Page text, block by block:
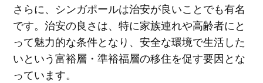
さらに、シンガポールは治安が良いことでも有名
です。治安の良さは、特に家族連れや高齢者にと
って魅力的な条件となり、安全な環境で生活した
いという富裕層・準裕福層の移住を促す要因とな
っています。